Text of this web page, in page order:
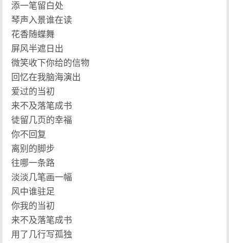
添一笔留白处
琴声入景谁在读
花香随蝶舞
屏风半遮日出
微笑收下你给的信物
回忆在我脑海演出
爱过的当初
来不及落笔成书
徒留几页的幸福
你不回复
离别的脚步
往哪一条路
淡淡几笔画一幅
风中谁驻足
你我的当初
来不及落笔成书
用了几行写孤独